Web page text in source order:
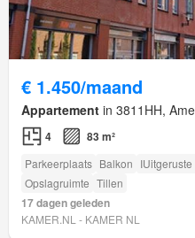
€ 1.450/maand
Appartement in 3811HH,
4 83 m²
Parkeerplaats Balkon
Opslagruimte Tillen
17 dagen geleden
KAMER.NL - KAMER NL